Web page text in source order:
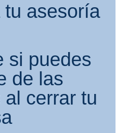
tu asesoría
si puedes
de las
al cerrar tu